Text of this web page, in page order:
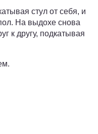
стул от себя, и
На выдохе снова
к другу, подкатывая